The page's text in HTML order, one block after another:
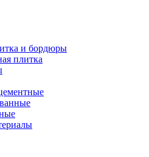
и бордюры
плитка